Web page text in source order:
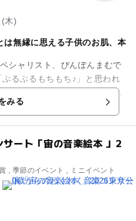
木)
は無縁に思える子供のお肌、本
シャリスト、ぴんぽんまむで
せも ●乳児湿疹
みる
ート「宙の音楽絵本 」2
, 季節のイベント , ミニイベント